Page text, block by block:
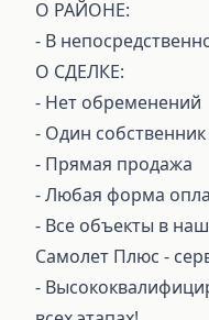
О РАЙОНЕ:
- В
О СДЕЛКЕ:
⁃ Нет обременений
⁃ Один собственник
⁃ Прямая продажа
⁃ Любая форма
⁃ Все объекты в
Самолет Плюс -
⁃